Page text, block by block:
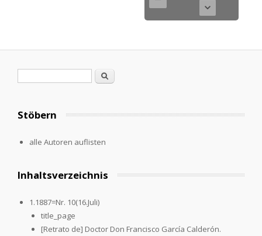
Suche
Stöbern
alle Autoren auflisten
Inhaltsverzeichnis
1.1887=Nr. 10(16.Juli)
title_page
[Retrato de] Doctor Don Francisco García Calderón.